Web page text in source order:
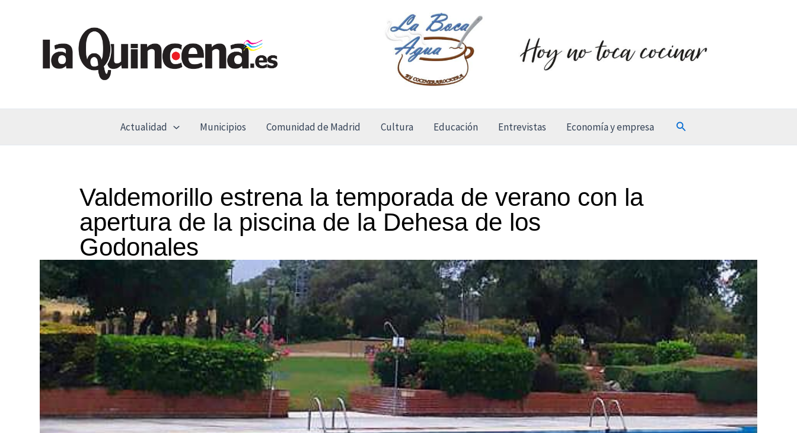
contenido
Actualidad Municipios Comunidad de Madrid Cultura Educación Entrevistas Economía y empresa Buscar
Valdemorillo estrena la temporada de verano con la
apertura de la piscina de la Dehesa de los
Godonales